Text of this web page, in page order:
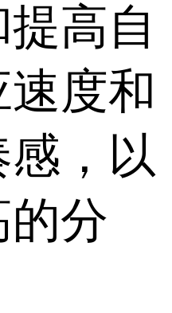
高自
度和
，以
分